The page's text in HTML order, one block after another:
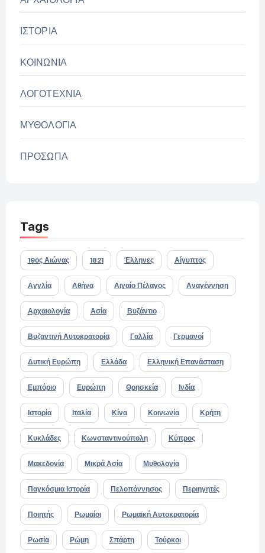
ΙΣΤΟΡΙΑ
ΚΟΙΝΩΝΙΑ
ΛΟΓΟΤΕΧΝΙΑ
ΜΥΘΟΛΟΓΙΑ
ΠΡΟΣΩΠΑ
Tags
19ος Αιώνας 1821 Έλληνες Αίγυπτος
Αγγλία Αθήνα Αιγαίο Πέλαγος Αναγέννηση
Αρχαιολογία Ασία Βυζάντιο
Βυζαντινή Αυτοκρατορία Γαλλία Γερμανοί
Δυτική Ευρώπη Ελλάδα Ελληνική Επανάσταση
Εμπόριο Ευρώπη Θρησκεία Ινδία
Ιστορία Ιταλία Κίνα Κοινωνία Κρήτη
Κυκλάδες Κωνσταντινούπολη Κύπρος
Μακεδονία Μικρά Ασία Μυθολογία
Παγκόσμια Ιστορία Πελοπόννησος Περιηγητές
Ποιητής Ρωμαίοι Ρωμαϊκή Αυτοκρατορία
Ρωσία Ρώμη Σπάρτη Τούρκοι